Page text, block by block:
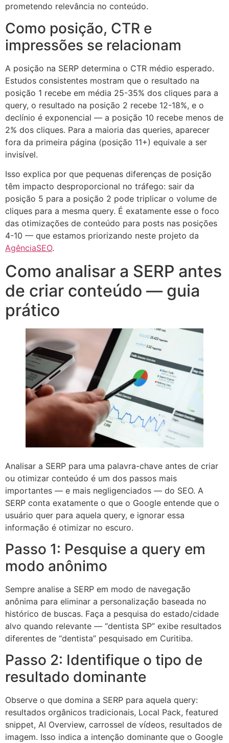
prometendo relevância no conteúdo.
Como posição, CTR e
impressões se relacionam
A posição na SERP determina o CTR médio esperado.
Estudos consistentes mostram que o resultado na
posição 1 recebe em média 25-35% dos cliques para a
query, o resultado na posição 2 recebe 12-18%, e o
declínio é exponencial — a posição 10 recebe menos de
2% dos cliques. Para a maioria das queries, aparecer
fora da primeira página (posição 11+) equivale a ser
invisível.
Isso explica por que pequenas diferenças de posição
têm impacto desproporcional no tráfego: sair da
posição 5 para a posição 2 pode triplicar o volume de
cliques para a mesma query. É exatamente esse o foco
das otimizações de conteúdo para posts nas posições
4-10 — que estamos priorizando neste projeto da
AgênciaSEO.
Como analisar a SERP antes
de criar conteúdo — guia
prático
Analisar a SERP para uma palavra-chave antes de criar
ou otimizar conteúdo é um dos passos mais
importantes — e mais negligenciados — do SEO. A
SERP conta exatamente o que o Google entende que o
usuário quer para aquela query, e ignorar essa
informação é otimizar no escuro.
Passo 1: Pesquise a query em
modo anônimo
Sempre analise a SERP em modo de navegação
anônima para eliminar a personalização baseada no
histórico de buscas. Faça a pesquisa do estado/cidade
alvo quando relevante — “dentista SP” exibe resultados
diferentes de “dentista” pesquisado em Curitiba.
Passo 2: Identifique o tipo de
resultado dominante
Observe o que domina a SERP para aquela query:
resultados orgânicos tradicionais, Local Pack, featured
snippet, AI Overview, carrossel de vídeos, resultados de
imagem. Isso indica a intenção dominante que o Google